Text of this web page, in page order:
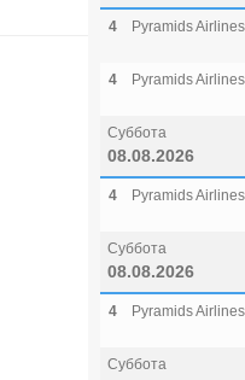
4 Pyramids Airlines
4 Pyramids Airlines
Суббота
08.08.2026
4 Pyramids Airlines
Суббота
08.08.2026
4 Pyramids Airlines
Суббота